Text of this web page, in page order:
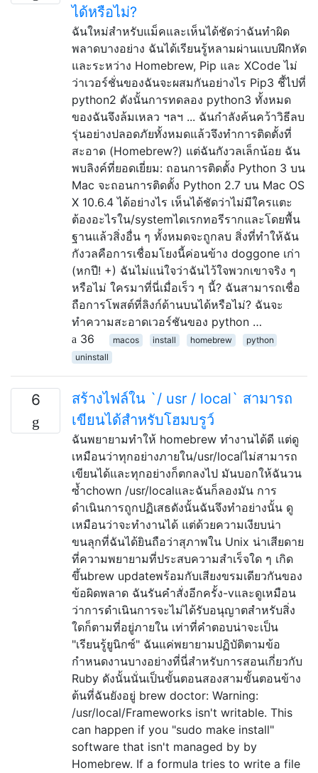
ได้หรือไม่?
ฉันใหม่สำหรับแม็คและเห็นได้ชัดว่าฉันทำผิด
พลาดบางอย่าง ฉันได้เรียนรู้หลามผ่านแบบฝึกหัด
และระหว่าง Homebrew, Pip และ XCode ไม่
ว่าเวอร์ชั่นของฉันจะผสมกันอย่างไร Pip3 ชี้ไปที่
python2 ดังนั้นการทดลอง python3 ทั้งหมด
ของฉันจึงล้มเหลว ฯลฯ ... ฉันกำลังค้นคว้าวิธีลบ
รุ่นอย่างปลอดภัยทั้งหมดแล้วจึงทำการติดตั้งที่
สะอาด (Homebrew?) แต่ฉันกังวลเล็กน้อย ฉัน
พบลิงค์ที่ยอดเยี่ยม: ถอนการติดตั้ง Python 3 บน
Mac จะถอนการติดตั้ง Python 2.7 บน Mac OS
X 10.6.4 ได้อย่างไร เห็นได้ชัดว่าไม่มีใครแตะ
ต้องอะไรใน/systemไดเรกทอรีรากและโดยพื้น
ฐานแล้วสิ่งอื่น ๆ ทั้งหมดจะถูกลบ สิ่งที่ทำให้ฉัน
กังวลคือการเชื่อมโยงนี้ค่อนข้าง doggone เก่า
(หกปี! +) ฉันไม่แน่ใจว่าฉันไว้ใจพวกเขาจริง ๆ
หรือไม่ ใครมาที่นี่เมื่อเร็ว ๆ นี้? ฉันสามารถเชื่อ
ถือการโพสต์ที่ลิงก์ด้านบนได้หรือไม่? ฉันจะ
ทำความสะอาดเวอร์ชันของ python …
36
macos install homebrew
python
uninstall
6
สร้างไฟล์ใน `/ usr / local` สามารถ
เขียนได้สำหรับโฮมบรูว์
ฉันพยายามทำให้ homebrew ทำงานได้ดี แต่ดู
เหมือนว่าทุกอย่างภายใน/usr/localไม่สามารถ
เขียนได้และทุกอย่างก็ตกลงไป มันบอกให้ฉันวน
ซ้ำchown /usr/localและฉันก็ลองมัน การ
ดำเนินการถูกปฏิเสธดังนั้นฉันจึงทำอย่างนั้น ดู
เหมือนว่าจะทำงานได้ แต่ด้วยความเงียบน่า
ขนลุกที่ฉันได้ยินถือว่าสุภาพใน Unix น่าเสียดาย
ที่ความพยายามที่ประสบความสำเร็จใด ๆ เกิด
ขึ้นbrew updateพร้อมกับเสียงขรมเดียวกันของ
ข้อผิดพลาด ฉันรันคำสั่งอีกครั้ง-vและดูเหมือน
ว่าการดำเนินการจะไม่ได้รับอนุญาตสำหรับสิ่ง
ใดก็ตามที่อยู่ภายใน เท่าที่คำตอบน่าจะเป็น
"เรียนรู้ยูนิกซ์" ฉันแค่พยายามปฏิบัติตามข้อ
กำหนดงานบางอย่างที่นี่สำหรับการสอนเกี่ยวกับ
Ruby ดังนั้นนั่นเป็นขั้นตอนสองสามขั้นตอนข้าง
ต้นที่ฉันยังอยู่ brew doctor: Warning:
/usr/local/Frameworks isn't writable. This
can happen if you "sudo make install"
software that isn't managed by by
Homebrew. If a formula tries to write a file